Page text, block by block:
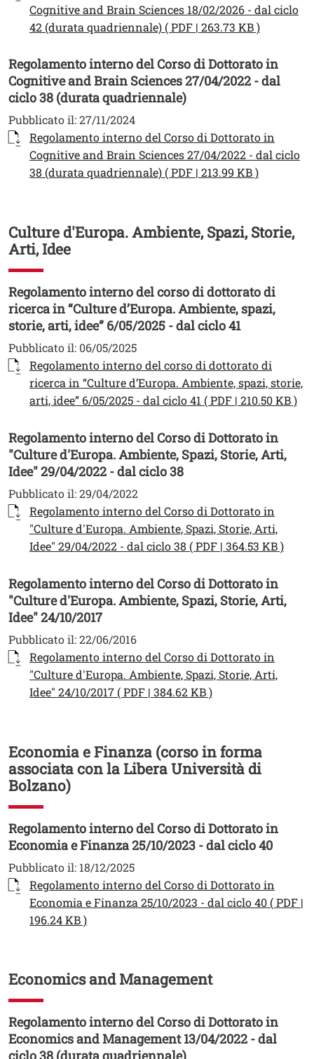
Cognitive and Brain Sciences 18/02/2026 - dal ciclo
42 (durata quadriennale) ( PDF | 263.73 KB )Apri il
Regolamento interno del Corso di Dottorato in
Cognitive and Brain Sciences 27/04/2022 - dal
ciclo 38 (durata quadriennale)
Pubblicato il:27/11/2024
Documento
Regolamento interno del Corso di Dottorato in
Cognitive and Brain Sciences 27/04/2022 - dal ciclo
38 (durata quadriennale) ( PDF | 213.99 KB )Apri il
Culture d'Europa. Ambiente, Spazi, Storie,
Arti, Idee
Regolamento interno del corso di dottorato di
ricerca in “Culture d’Europa. Ambiente, spazi,
storie, arti, idee” 6/05/2025 - dal ciclo 41
Pubblicato il: 06/05/2025
Documento
Regolamento interno del corso di dottorato di
ricerca in “Culture d’Europa. Ambiente, spazi, storie,
arti, idee” 6/05/2025 - dal ciclo 41 ( PDF | 210.50 KB )
Regolamento interno del Corso di Dottorato in
"Culture d'Europa. Ambiente, Spazi, Storie, Arti,
Idee" 29/04/2022 - dal ciclo 38
Pubblicato il:29/04/2022
Documento
Regolamento interno del Corso di Dottorato in
"Culture d'Europa. Ambiente, Spazi, Storie, Arti,
Idee" 29/04/2022 - dal ciclo 38 ( PDF | 364.53 KB )Apri
Regolamento interno del Corso di Dottorato in
"Culture d'Europa. Ambiente, Spazi, Storie, Arti,
Idee" 24/10/2017
Pubblicato il:22/06/2016
Documento
Regolamento interno del Corso di Dottorato in
"Culture d'Europa. Ambiente, Spazi, Storie, Arti,
Idee" 24/10/2017 ( PDF | 384.62 KB )Apri il link in una
Economia e Finanza (corso in forma
associata con la Libera Università di
Bolzano)
Regolamento interno del Corso di Dottorato in
Economia e Finanza 25/10/2023 - dal ciclo 40
Pubblicato il: 18/12/2025
Documento
Regolamento interno del Corso di Dottorato in
Economia e Finanza 25/10/2023 - dal ciclo 40 ( PDF |
196.24 KB )Apri il link in una nuova finestra
Economics and Management
Regolamento interno del Corso di Dottorato in
Economics and Management 13/04/2022 - dal